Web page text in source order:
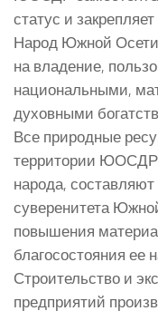
статус и закрепляет
Народ Южной
на владение,
национальными,
духовными
Все природные
территории
народа,
суверенитета
повышения
благосостояния ее
Строительство и
предприятий